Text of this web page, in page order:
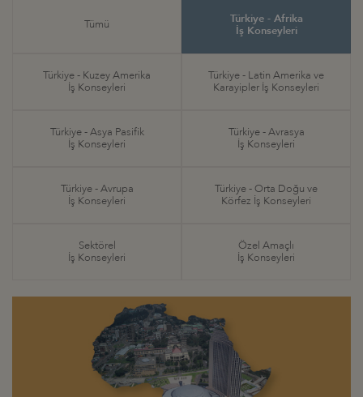
Tümü
Türkiye - Afrika
İş Konseyleri
Türkiye - Kuzey Amerika
İş Konseyleri
Türkiye - Latin Amerika ve
Karayipler İş Konseyleri
Türkiye - Asya Pasifik
İş Konseyleri
Türkiye - Avrasya
İş Konseyleri
Türkiye - Avrupa
İş Konseyleri
Türkiye - Orta Doğu ve
Körfez İş Konseyleri
Sektörel
İş Konseyleri
Özel Amaçlı
İş Konseyleri